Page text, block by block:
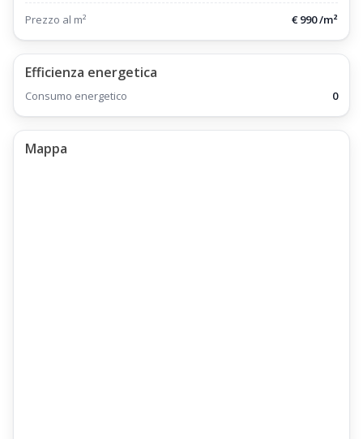
Prezzo al m² € 990 /m²
Efficienza energetica
Consumo energetico 0
Mappa